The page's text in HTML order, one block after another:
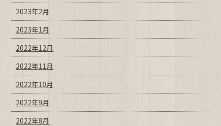
2023年2月
2023年1月
2022年12月
2022年11月
2022年10月
2022年9月
2022年8月